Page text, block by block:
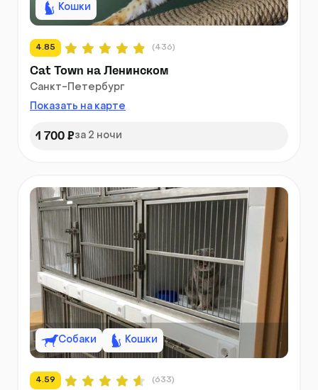
Кошки
4.85 (436)
Cat Town на Ленинском
Санкт-Петербург
Показать на карте
1 700 ₽за 2 ночи
Собаки Кошки
4.59 (633)